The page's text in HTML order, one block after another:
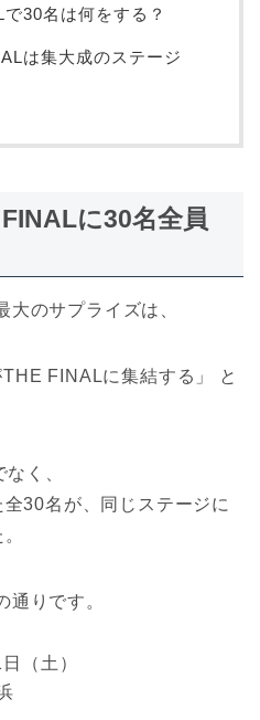
30名は何をする？
は集大成のステージ
に30名全員
のサプライズは、
FINALに集結する」 と
く、
30名が、同じステージに
りです。
（土）